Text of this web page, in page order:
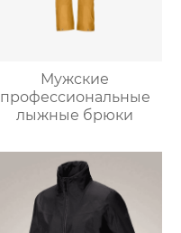
Мужские
профессиональные
лыжные брюки